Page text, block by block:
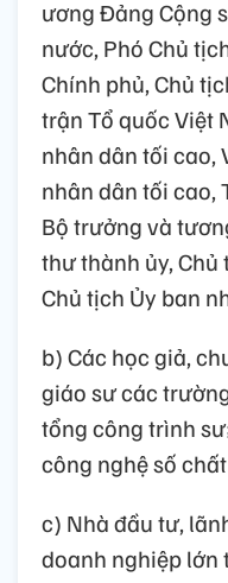
ương Đảng Cộng
nước, Phó Chủ
Chính phủ, Chủ
trận Tổ quốc Việt
nhân dân tối cao,
nhân dân tối cao,
Bộ trưởng và
thư thành ủy,
Chủ tịch Ủy ban
b) Các học giả,
giáo sư các
tổng công trình
công nghệ số
c) Nhà đầu tư,
doanh nghiệp lớn